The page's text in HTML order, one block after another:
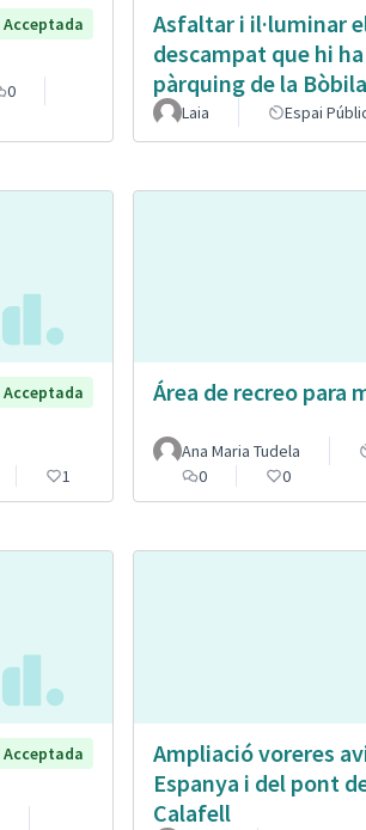
Acceptada
0
Asfaltar i il·luminar
descampat que hi
pàrquing de la Bòbila
Laia Espai
Acceptada
1
Área de recreo para
Ana Maria Tudela
0
0
Acceptada
Ampliació voreres
Espanya i del pont
Calafell